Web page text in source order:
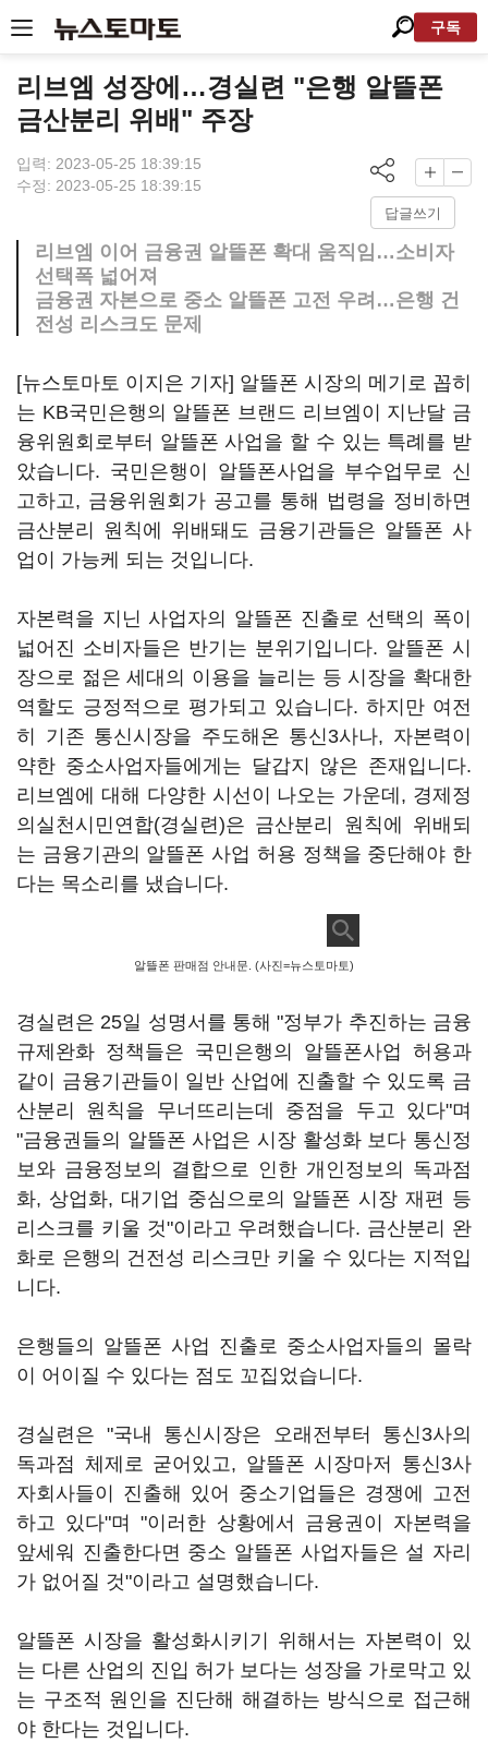
구독
리브엠 성장에…경실련 "은행 알뜰폰
금산분리 위배" 주장
입력: 2023-05-25 18:39:15
수정: 2023-05-25 18:39:15
답글쓰기
리브엠 이어 금융권 알뜰폰 확대 움직임…소비자
선택폭 넓어져
금융권 자본으로 중소 알뜰폰 고전 우려…은행 건
전성 리스크도 문제
[뉴스토마토 이지은 기자] 알뜰폰 시장의 메기로 꼽히
는 KB국민은행의 알뜰폰 브랜드 리브엠이 지난달 금
융위원회로부터 알뜰폰 사업을 할 수 있는 특례를 받
았습니다. 국민은행이 알뜰폰사업을 부수업무로 신
고하고, 금융위원회가 공고를 통해 법령을 정비하면
금산분리 원칙에 위배돼도 금융기관들은 알뜰폰 사
업이 가능케 되는 것입니다.
자본력을 지닌 사업자의 알뜰폰 진출로 선택의 폭이
넓어진 소비자들은 반기는 분위기입니다. 알뜰폰 시
장으로 젊은 세대의 이용을 늘리는 등 시장을 확대한
역할도 긍정적으로 평가되고 있습니다. 하지만 여전
히 기존 통신시장을 주도해온 통신3사나, 자본력이
약한 중소사업자들에게는 달갑지 않은 존재입니다.
리브엠에 대해 다양한 시선이 나오는 가운데, 경제정
의실천시민연합(경실련)은 금산분리 원칙에 위배되
는 금융기관의 알뜰폰 사업 허용 정책을 중단해야 한
다는 목소리를 냈습니다.
알뜰폰 판매점 안내문. (사진=뉴스토마토)
경실련은 25일 성명서를 통해 "정부가 추진하는 금융
규제완화 정책들은 국민은행의 알뜰폰사업 허용과
같이 금융기관들이 일반 산업에 진출할 수 있도록 금
산분리 원칙을 무너뜨리는데 중점을 두고 있다"며
"금융권들의 알뜰폰 사업은 시장 활성화 보다 통신정
보와 금융정보의 결합으로 인한 개인정보의 독과점
화, 상업화, 대기업 중심으로의 알뜰폰 시장 재편 등
리스크를 키울 것"이라고 우려했습니다. 금산분리 완
화로 은행의 건전성 리스크만 키울 수 있다는 지적입
니다.
은행들의 알뜰폰 사업 진출로 중소사업자들의 몰락
이 어이질 수 있다는 점도 꼬집었습니다.
경실련은 "국내 통신시장은 오래전부터 통신3사의
독과점 체제로 굳어있고, 알뜰폰 시장마저 통신3사
자회사들이 진출해 있어 중소기업들은 경쟁에 고전
하고 있다"며 "이러한 상황에서 금융권이 자본력을
앞세워 진출한다면 중소 알뜰폰 사업자들은 설 자리
가 없어질 것"이라고 설명했습니다.
알뜰폰 시장을 활성화시키기 위해서는 자본력이 있
는 다른 산업의 진입 허가 보다는 성장을 가로막고 있
는 구조적 원인을 진단해 해결하는 방식으로 접근해
야 한다는 것입니다.